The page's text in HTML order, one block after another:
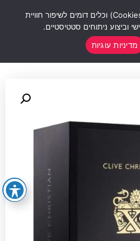
באתר נעשה שימוש בעוגיות (Cookies) וכלים דומים לשיפור חוויית
וביצוע ניתוחים סטטיסטיים.
מדיניות עוגיות